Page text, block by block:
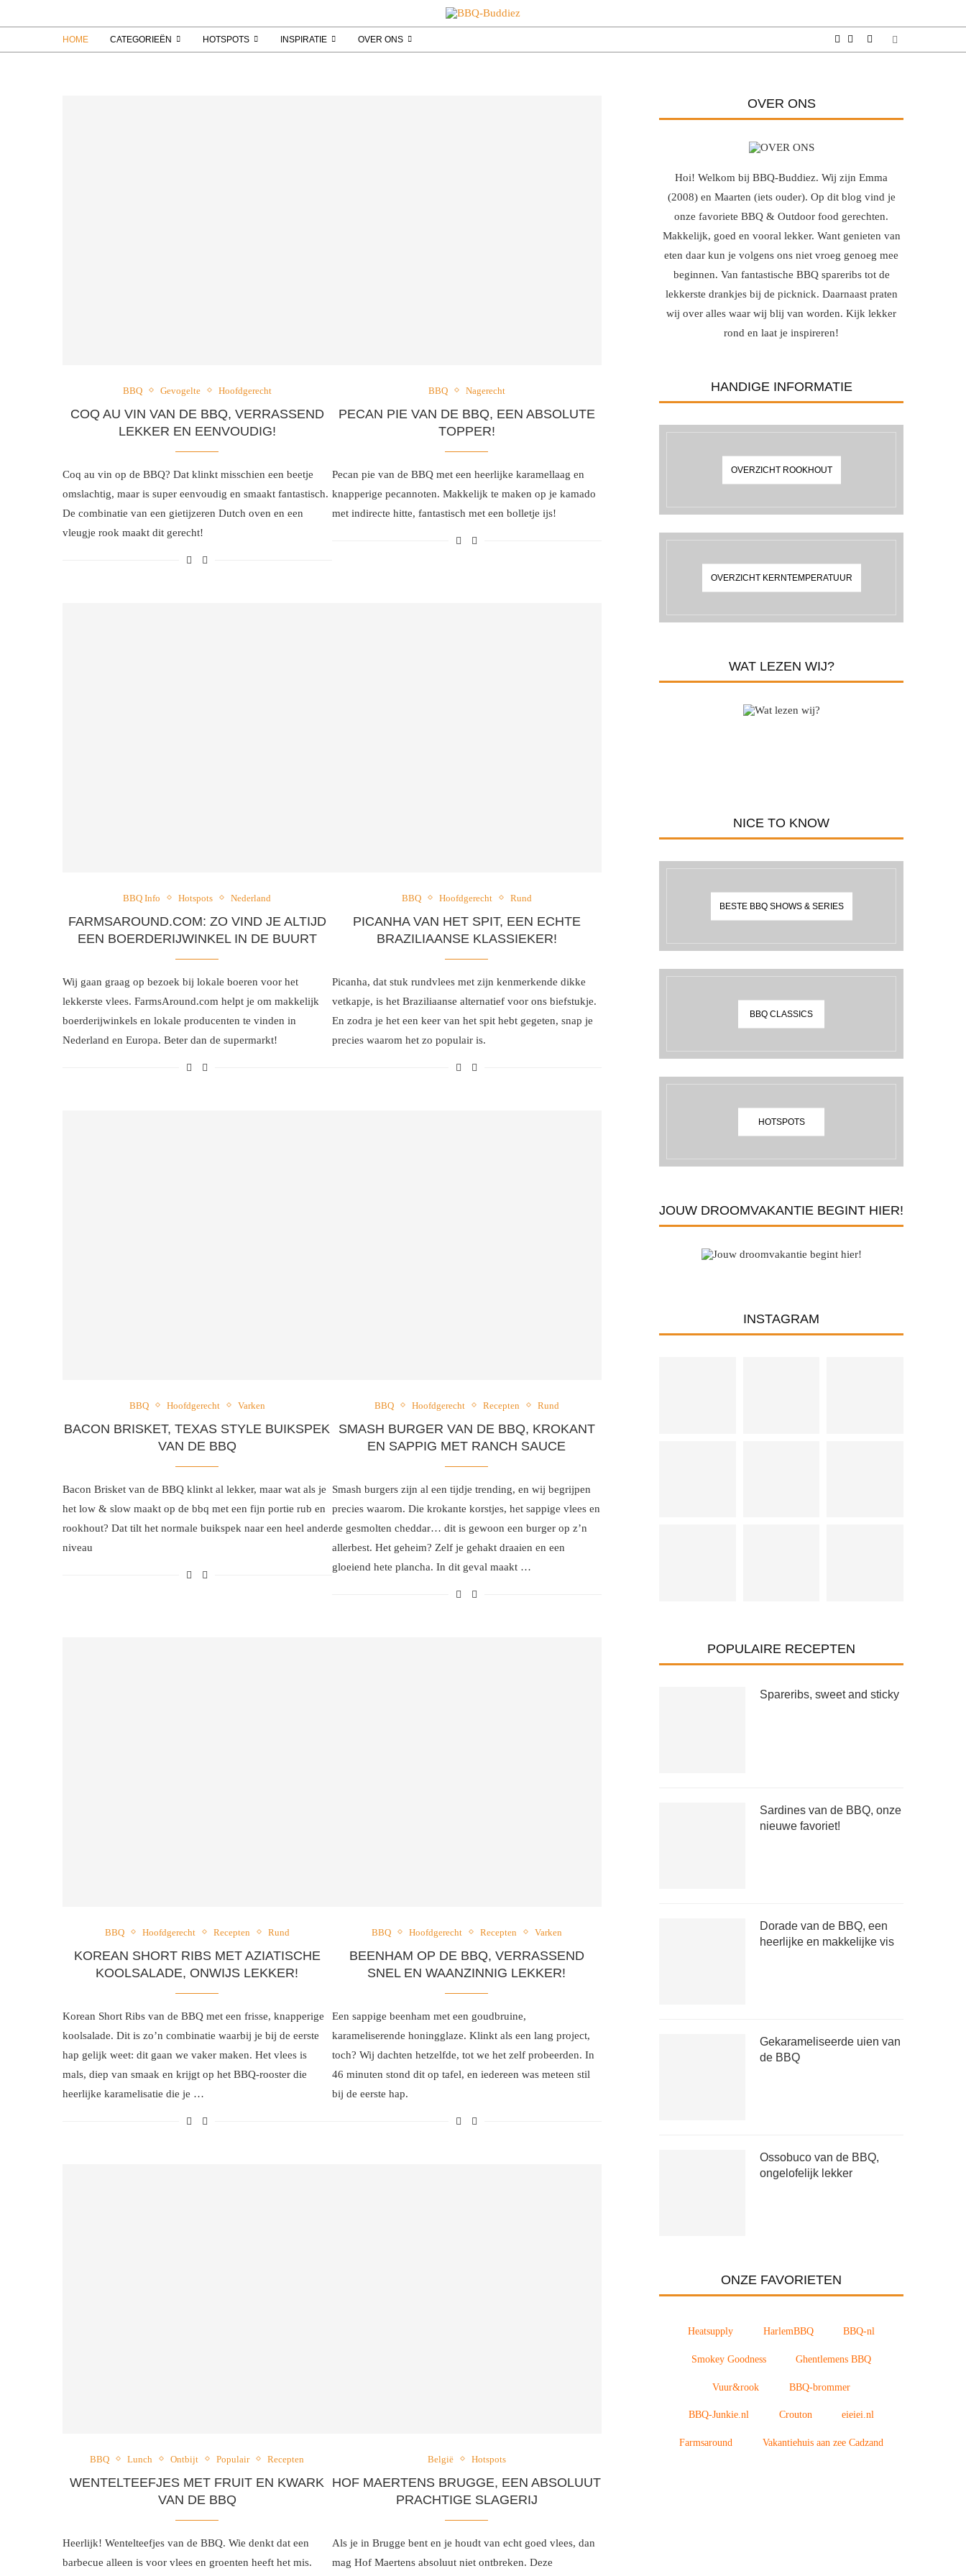
HOME CATEGORIEËN HOTSPOTS INSPIRATIE OVER ONS
BBQ Gevogelte Hoofdgerecht
COQ AU VIN VAN DE BBQ, VERRASSEND
LEKKER EN EENVOUDIG!
Coq au vin op de BBQ? Dat klinkt misschien een beetje
omslachtig, maar is super eenvoudig en smaakt fantastisch.
De combinatie van een gietijzeren Dutch oven en een
vleugje rook maakt dit gerecht!
BBQ Nagerecht
PECAN PIE VAN DE BBQ, EEN ABSOLUTE
TOPPER!
Pecan pie van de BBQ met een heerlijke karamellaag en
knapperige pecannoten. Makkelijk te maken op je kamado
met indirecte hitte, fantastisch met een bolletje ijs!
BBQ Info Hotspots Nederland
FARMSAROUND.COM: ZO VIND JE ALTIJD
EEN BOERDERIJWINKEL IN DE BUURT
Wij gaan graag op bezoek bij lokale boeren voor het
lekkerste vlees. FarmsAround.com helpt je om makkelijk
boerderijwinkels en lokale producenten te vinden in
Nederland en Europa. Beter dan de supermarkt!
BBQ Hoofdgerecht Rund
PICANHA VAN HET SPIT, EEN ECHTE
BRAZILIAANSE KLASSIEKER!
Picanha, dat stuk rundvlees met zijn kenmerkende dikke
vetkapje, is het Braziliaanse alternatief voor ons biefstukje.
En zodra je het een keer van het spit hebt gegeten, snap je
precies waarom het zo populair is.
BBQ Hoofdgerecht Varken
BACON BRISKET, TEXAS STYLE BUIKSPEK
VAN DE BBQ
Bacon Brisket van de BBQ klinkt al lekker, maar wat als je
het low & slow maakt op de bbq met een fijn portie rub en
rookhout? Dat tilt het normale buikspek naar een heel ander
niveau
BBQ Hoofdgerecht Recepten Rund
SMASH BURGER VAN DE BBQ, KROKANT
EN SAPPIG MET RANCH SAUCE
Smash burgers zijn al een tijdje trending, en wij begrijpen
precies waarom. Die krokante korstjes, het sappige vlees en
de gesmolten cheddar… dit is gewoon een burger op z’n
allerbest. Het geheim? Zelf je gehakt draaien en een
gloeiend hete plancha. In dit geval maakt …
BBQ Hoofdgerecht Recepten Rund
KOREAN SHORT RIBS MET AZIATISCHE
KOOLSALADE, ONWIJS LEKKER!
Korean Short Ribs van de BBQ met een frisse, knapperige
koolsalade. Dit is zo’n combinatie waarbij je bij de eerste
hap gelijk weet: dit gaan we vaker maken. Het vlees is
mals, diep van smaak en krijgt op het BBQ-rooster die
heerlijke karamelisatie die je …
BBQ Hoofdgerecht Recepten Varken
BEENHAM OP DE BBQ, VERRASSEND
SNEL EN WAANZINNIG LEKKER!
Een sappige beenham met een goudbruine,
karameliserende honingglaze. Klinkt als een lang project,
toch? Wij dachten hetzelfde, tot we het zelf probeerden. In
46 minuten stond dit op tafel, en iedereen was meteen stil
bij de eerste hap.
BBQ Lunch Ontbijt Populair Recepten
WENTELTEEFJES MET FRUIT EN KWARK
VAN DE BBQ
Heerlijk! Wentelteefjes van de BBQ. Wie denkt dat een
barbecue alleen is voor vlees en groenten heeft het mis.
België Hotspots
HOF MAERTENS BRUGGE, EEN ABSOLUUT
PRACHTIGE SLAGERIJ
Als je in Brugge bent en je houdt van echt goed vlees, dan
mag Hof Maertens absoluut niet ontbreken. Deze
OVER ONS
Hoi! Welkom bij BBQ-Buddiez. Wij zijn Emma
(2008) en Maarten (iets ouder). Op dit blog vind je
onze favoriete BBQ & Outdoor food gerechten.
Makkelijk, goed en vooral lekker. Want genieten van
eten daar kun je volgens ons niet vroeg genoeg mee
beginnen. Van fantastische BBQ spareribs tot de
lekkerste drankjes bij de picknick. Daarnaast praten
wij over alles waar wij blij van worden. Kijk lekker
rond en laat je inspireren!
HANDIGE INFORMATIE
OVERZICHT ROOKHOUT
OVERZICHT KERNTEMPERATUUR
WAT LEZEN WIJ?
NICE TO KNOW
BESTE BBQ SHOWS & SERIES
BBQ CLASSICS
HOTSPOTS
JOUW DROOMVAKANTIE BEGINT HIER!
INSTAGRAM
POPULAIRE RECEPTEN
Spareribs, sweet and sticky
Sardines van de BBQ, onze
nieuwe favoriet!
Dorade van de BBQ, een
heerlijke en makkelijke vis
Gekarameliseerde uien van
de BBQ
Ossobuco van de BBQ,
ongelofelijk lekker
ONZE FAVORIETEN
Heatsupply HarlemBBQ BBQ-nl
Smokey Goodness Ghentlemens BBQ
Vuur&rook BBQ-brommer
BBQ-Junkie.nl Crouton eieiei.nl
Farmsaround Vakantiehuis aan zee Cadzand